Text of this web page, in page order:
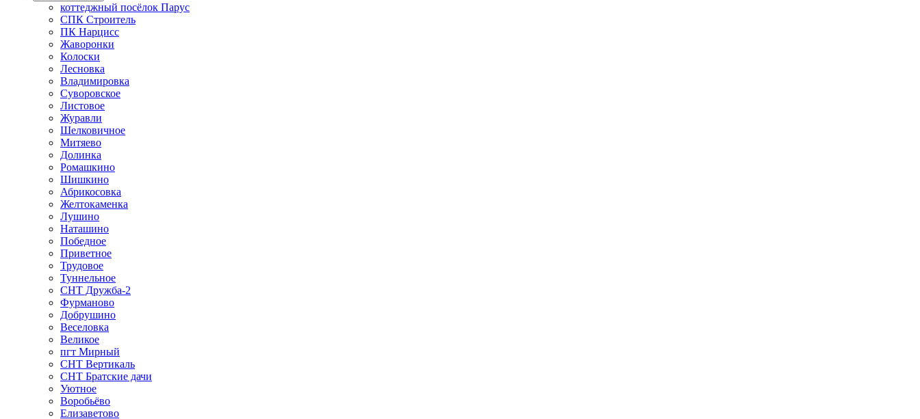
коттеджный посёлок Парус
СПК Строитель
ПК Нарцисс
Жаворонки
Колоски
Лесновка
Владимировка
Суворовское
Листовое
Журавли
Шелковичное
Митяево
Долинка
Ромашкино
Шишкино
Абрикосовка
Желтокаменка
Лушино
Наташино
Победное
Приветное
Трудовое
Туннельное
СНТ Дружба-2
Фурманово
Добрушино
Веселовка
Великое
пгт Мирный
СНТ Вертикаль
СНТ Братские дачи
Уютное
Воробьёво
Елизаветово